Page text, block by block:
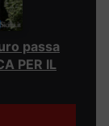
passa
PER IL